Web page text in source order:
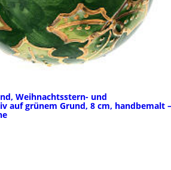
Weihnachtsstern- und
auf grünem Grund, 8 cm, handbemalt –